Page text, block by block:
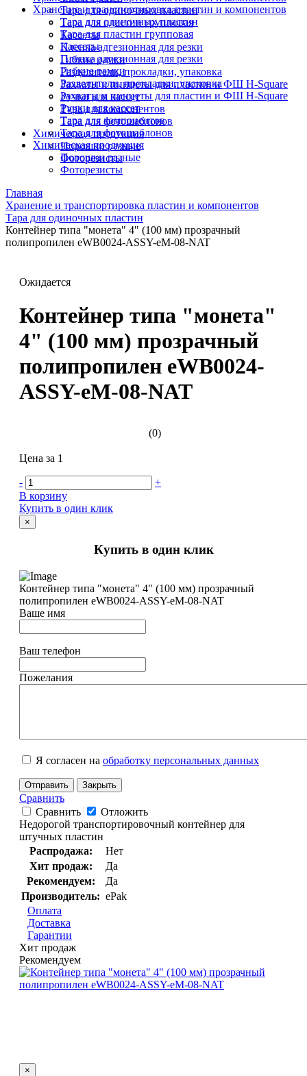
Тара для одиночных пластин
Тара для пластин групповая
Кассеты
Пленка адгезионная для резки
Гибкие рамки
Разделители, прокладки, упаковка
Захваты и пинцеты для пластин и ФШ H-Square
Ручки для кассет
Тара для компонентов
Тара для фотошаблонов
Химическая продукция
Порошки разные
Фоторезисты
Хранение и транспортировка пластин и компонентов
Тара для одиночных пластин
Тара для пластин групповая
Кассеты
Пленка адгезионная для резки
Гибкие рамки
Разделители, прокладки, упаковка
Захваты и пинцеты для пластин и ФШ H-Square
Ручки для кассет
Тара для компонентов
Тара для фотошаблонов
Химическая продукция
Порошки разные
Фоторезисты
Главная
Хранение и транспортировка пластин и компонентов
Тара для одиночных пластин
Контейнер типа "монета" 4" (100 мм) прозрачный
полипропилен eWB0024-ASSY-eM-08-NAT
Ожидается
Контейнер типа "монета"
4" (100 мм) прозрачный
полипропилен eWB0024-
ASSY-eM-08-NAT
(0)
Цена за 1
-
+
В корзину
Купить в один клик
×
Купить в один клик
Контейнер типа "монета" 4" (100 мм) прозрачный
полипропилен eWB0024-ASSY-eM-08-NAT
Ваше имя
Ваш телефон
Пожелания
Я согласен на обработку персональных данных
Отправить Закрыть
Сравнить
Сравнить
Отложить
Недорогой транспортировочный контейнер для
штучных пластин
Распродажа:
Нет
Хит продаж:
Да
Рекомендуем:
Да
Производитель: ePak
Оплата
Доставка
Гарантии
Хит продаж
Рекомендуем
×